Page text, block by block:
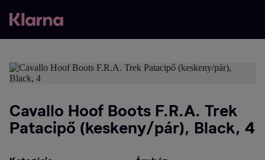
Cavallo Hoof Boots F.R.A. Trek
Patacipő (keskeny/pár), Black, 4